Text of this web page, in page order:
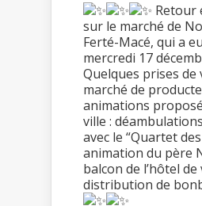
Retour
sur le marché de
Ferté-Macé, qui a
mercredi 17
Quelques prises de
marché de
animations
ville :
avec le “Quartet
animation du père
balcon de l’hôtel de
distribution de